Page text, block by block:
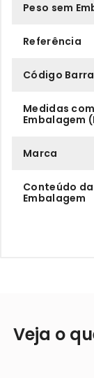
Peso sem
Referência
Código
Medidas com
Embalagem
Marca
Conteúdo da
Embalagem
Veja o